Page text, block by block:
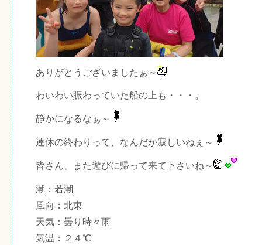
ありがとうございましたぁ～
わいわい賑わっていた船の上も・・・。
静かになるなぁ～
連休の終わりって、なんだか寂しいねぇ～
皆さん、また遊びに帰って来て下さいね～
潮：若潮
風向：北東
天気：曇り時々雨
気温：２４℃